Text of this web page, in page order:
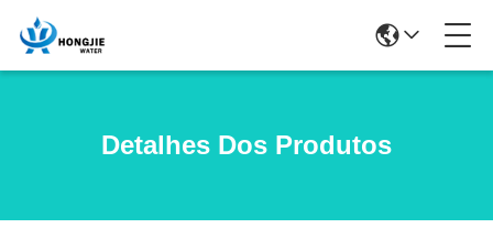
Detalhes Dos Produtos